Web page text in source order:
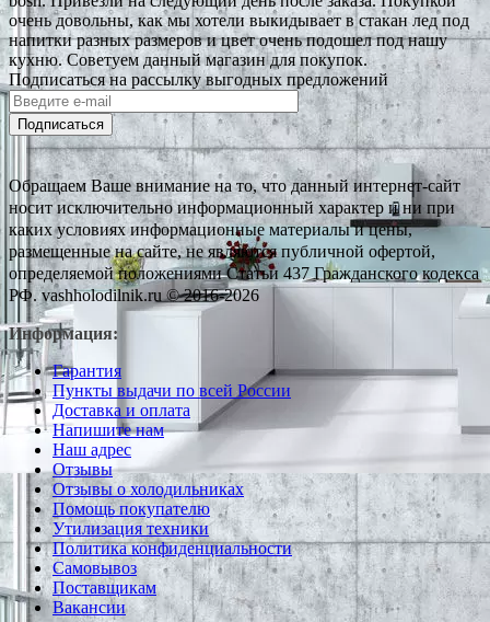
очень довольны, как мы хотели выкидывает в стакан лед под
напитки разных размеров и цвет очень подошел под нашу
кухню. Советуем данный магазин для покупок.
Подписаться на рассылку выгодных предложений
Подписаться
Обращаем Ваше внимание на то, что данный интернет-сайт
носит исключительно информационный характер и ни при
каких условиях информационные материалы и цены,
размещенные на сайте, не являются публичной офертой,
определяемой положениями Статьи 437 Гражданского кодекса
РФ. vashholodilnik.ru © 2016-2026
Информация:
Гарантия
Пункты выдачи по всей России
Доставка и оплата
Напишите нам
Наш адрес
Отзывы
Отзывы о холодильниках
Помощь покупателю
Утилизация техники
Политика конфиденциальности
Самовывоз
Поставщикам
Вакансии